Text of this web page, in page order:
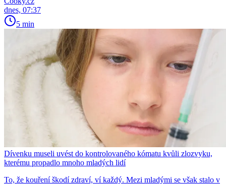
dnes, 07:37
5 min
Dívenku museli uvést do kontrolovaného kómatu kvůli zlozvyku,
kterému propadlo mnoho mladých lidí
To, že kouření škodí zdraví, ví každý. Mezi mladými se však stalo v